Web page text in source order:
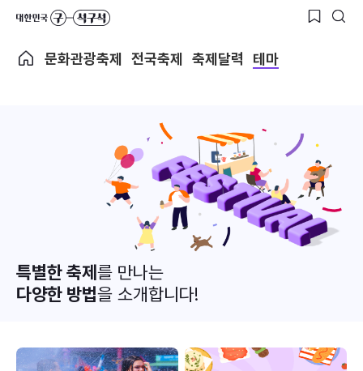
문화관광축제 전국축제 축제달력 테마
특별한 축제를 만나는
다양한 방법을 소개합니다!